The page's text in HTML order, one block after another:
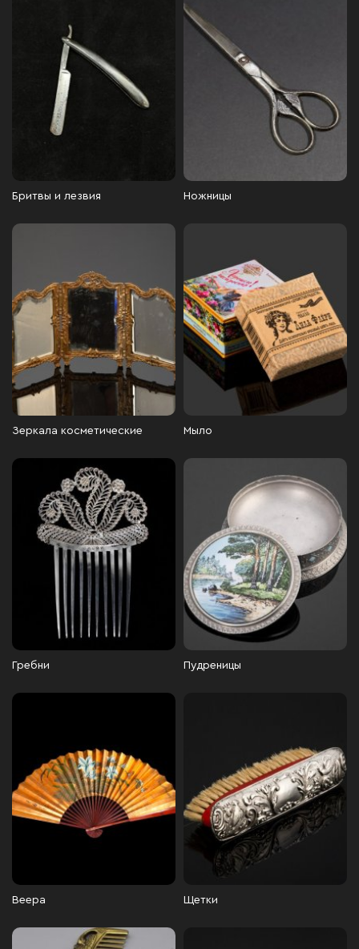
Бритвы и лезвия Ножницы
Зеркала косметические Мыло
Гребни Пудреницы
Веера Щетки